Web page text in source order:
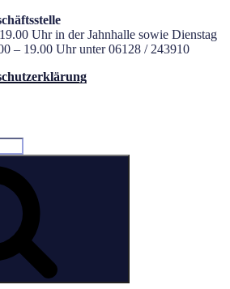
Uhr in der Jahnhalle sowie Dienstag
– 19.00 Uhr unter 06128 / 243910